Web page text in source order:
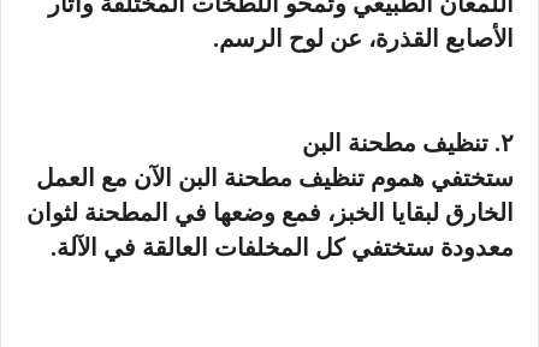
الأصابع القذرة، عن لوح الرسم.
٢. تنظيف مطحنة البن
ستختفي هموم تنظيف مطحنة البن الآن مع العمل
الخارق لبقايا الخبز، فمع وضعها في المطحنة لثوان
معدودة ستختفي كل المخلفات العالقة في الآلة.